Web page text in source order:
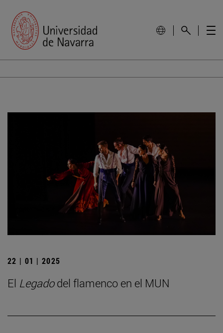
22 | 01 | 2025
El Legadodel flamenco en el MUN